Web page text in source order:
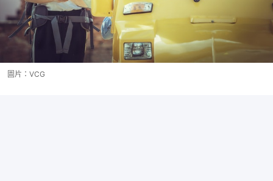
圖片：VCG